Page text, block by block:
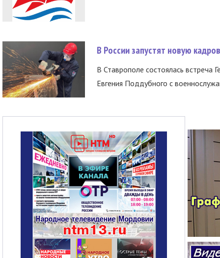
В России запустят новую
В Ставрополе состоялась встреча
Евгения Поддубного с